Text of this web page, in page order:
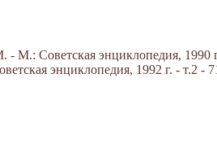
М.: Советская энциклопедия, 1990
энциклопедия, 1992 г. - т.2 -